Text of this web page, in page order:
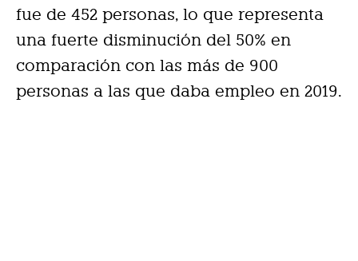
fue de 452 personas, lo que representa
una fuerte disminución del 50% en
comparación con las más de 900
personas a las que daba empleo en 2019.